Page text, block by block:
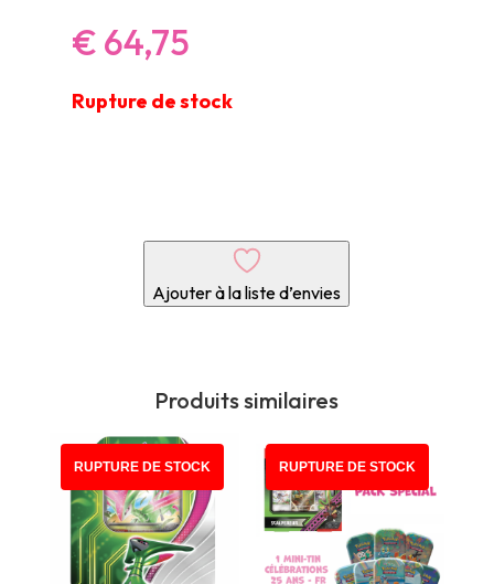
€ 64,75
Rupture de stock
Ajouter à la liste d’envies
Produits similaires
RUPTURE DE STOCK RUPTURE DE STOCK